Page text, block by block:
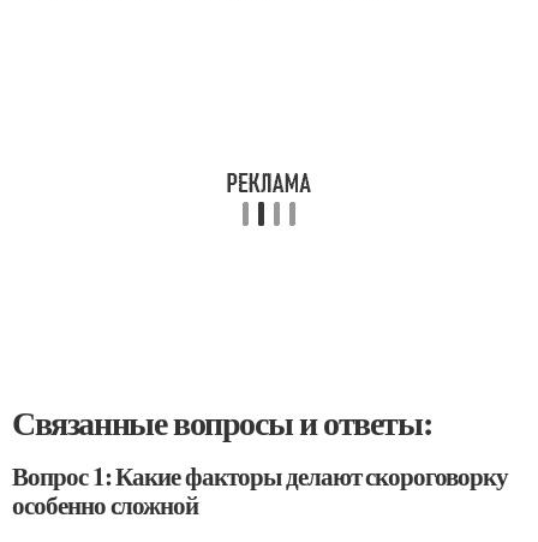
Связанные вопросы и ответы:
Вопрос 1: Какие факторы делают скороговорку
особенно сложной